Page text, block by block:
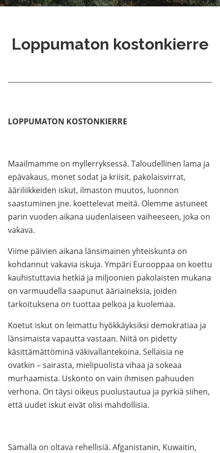
Loppumaton kostonkierre
LOPPUMATON KOSTONKIERRE
Maailmamme on myllerryksessä. Taloudellinen lama ja
epävakaus, monet sodat ja kriisit, pakolaisvirrat,
ääriliikkeiden iskut, ilmaston muutos, luonnon
saastuminen jne. koettelevat meitä. Olemme astuneet
parin vuoden aikana uudenlaiseen vaiheeseen, joka on
vakava.
Viime päivien aikana länsimainen yhteiskunta on
kohdannut vakavia iskuja. Ympäri Eurooppaa on koettu
kauhistuttavia hetkiä ja miljoonien pakolaisten mukana
on varmuudella saapunut ääriaineksia, joiden
tarkoituksena on tuottaa pelkoa ja kuolemaa.
Koetut iskut on leimattu hyökkäyksiksi demokratiaa ja
länsimaista vapautta vastaan. Niitä on pidetty
käsittämättöminä väkivallantekoina. Sellaisia ne
ovatkin – sairasta, mielipuolista vihaa ja sokeaa
murhaamista. Uskonto on vain ihmisen pahuuden
verhona. On täysi oikeus puolustautua ja pyrkiä siihen,
että uudet iskut eivät olisi mahdollisia.
Samalla on oltava rehellisiä. Afganistanin, Kuwaitin,